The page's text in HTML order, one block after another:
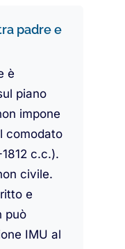
padre e
è
piano
impone
comodato
c.c.).
civile.
e
può
IMU al